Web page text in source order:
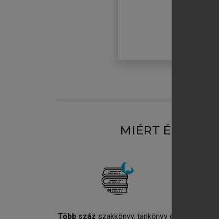
MIÉRT
Több száz szakkönyv, tankönyv és